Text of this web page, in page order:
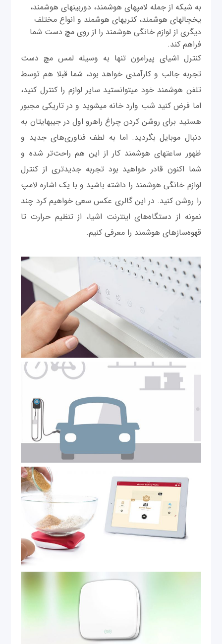
به شبکه از جمله لامپ‎های هوشمند، دوربين‎های هوشمند،
یخچال‎های هوشمند، کتری‎های هوشمند و انواع مختلف
دیگری از لوازم خانگی هوشمند را از روی مچ دست شما
فراهم ‎کند.
کنترل اشیای پیرامون تنها به وسیله لمس مچ دست
تجربه جالب و کارآمدی خواهد بود، شما قبلا هم توسط
تلفن هوشمند خود می‎توانستید سایر لوازم را کنترل کنید،
اما فرض کنید شب وارد خانه می‎شوید و در تاریکی مجبور
هستید برای روشن کردن چراغ راهرو اول در جیب‎هایتان به
دنبال موبایل بگرديد. اما به لطف فناوری‌های جدید و
ظهور ساعت‎های هوشمند کار از این هم راحت‌تر شده و
شما اکنون قادر خواهید بود تجربه جدیدتری از کنترل
لوازم خانگی هوشمند را داشته باشید و با یک اشاره لامپ
را روشن کنید. در این گالری عکس سعی خواهیم کرد چند
نمونه از دستگاه‌های اینترنت اشیا، از تنظیم حرارت تا
قهوهسازهای هوشمند را معرفی کنیم.